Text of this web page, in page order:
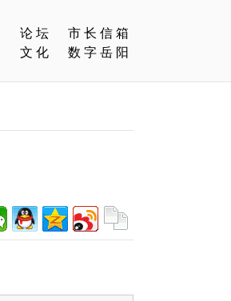
论坛
市长信箱
文化
数字岳阳